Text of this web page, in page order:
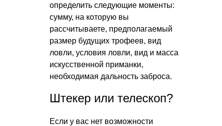
определить следующие моменты:
сумму, на которую вы
рассчитываете, предполагаемый
размер будущих трофеев, вид
ловли, условия ловли, вид и масса
искусственной приманки,
необходимая дальность заброса.
Штекер или телескоп?
Если у вас нет возможности